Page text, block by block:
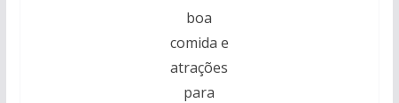
boa
comida e
atrações
para